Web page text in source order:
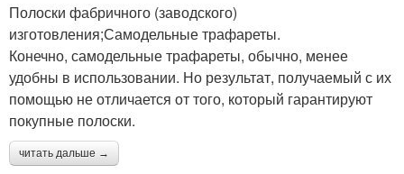
Полоски фабричного (заводского)
изготовления;Самодельные трафареты.
Конечно, самодельные трафареты, обычно, менее
удобны в использовании. Но результат, получаемый с их
помощью не отличается от того, который гарантируют
покупные полоски.
читать дальше →